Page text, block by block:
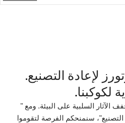
لإعادة التصنيع.
لكوكبنا.
السلبية على البيئة. ومع "
سنمنحكم الفرصة لتقوموا